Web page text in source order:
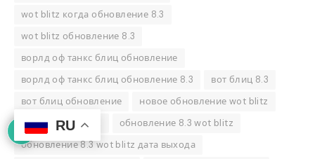
wot blitz когда обновление 8.3
wot blitz обновление 8.3
ворлд оф танкс блиц обновление
ворлд оф танкс блиц обновление 8.3
вот блиц 8.3
вот блиц обновление
новое обновление wot blitz
Новости wot blitz
обновление 8.3 wot blitz
обновление 8.3 wot blitz дата выхода
RU